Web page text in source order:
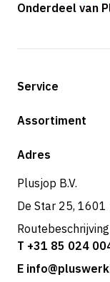
Onderdeel van
Service
Retouren & service
Assortiment
Shop
Adres
Plusjop B.V.
De Star 25, 1601
Routebeschrijving
T +31 85 024
E